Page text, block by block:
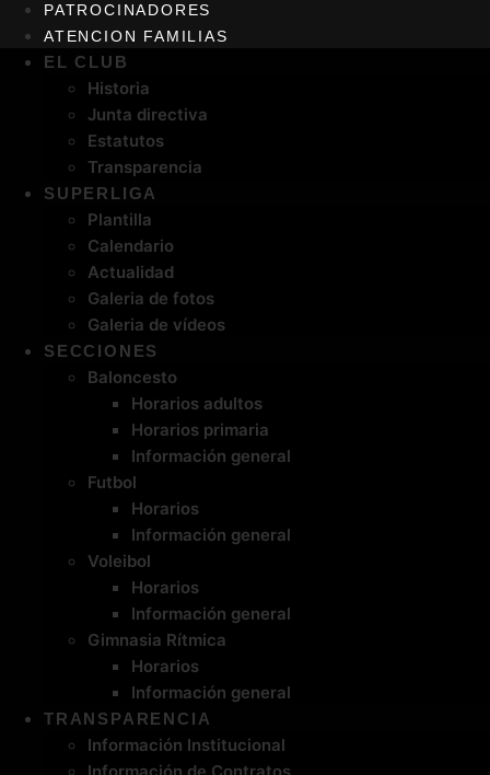
PATROCINADORES
ATENCION FAMILIAS
EL CLUB
Historia
Junta directiva
Estatutos
Transparencia
SUPERLIGA
Plantilla
Calendario
Actualidad
Galeria de fotos
Galeria de vídeos
SECCIONES
Baloncesto
Horarios adultos
Horarios primaria
Información general
Futbol
Horarios
Información general
Voleibol
Horarios
Información general
Gimnasia Rítmica
Horarios
Información general
TRANSPARENCIA
Información Institucional